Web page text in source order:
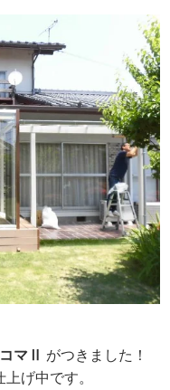
マⅡ
がつきました！
げ中です。